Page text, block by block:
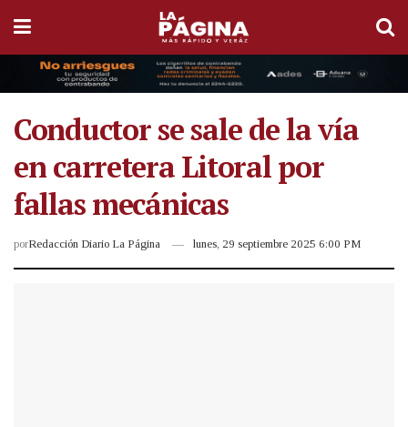
Conductor se sale de la vía
en carretera Litoral por
fallas mecánicas
porRedacción Diario La Página lunes, 29 septiembre 2025 6:00 PM